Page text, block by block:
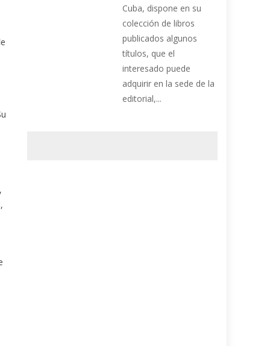
Cuba, dispone en su
colección de libros
publicados algunos
títulos, que el
interesado puede
adquirir en la sede de la
editorial,...